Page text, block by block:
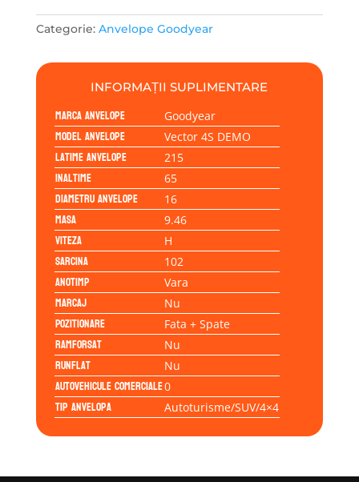
DEMO
102H
Categorie: Anvelope Goodyear
INFORMAȚII SUPLIMENTARE
Marca anvelope Goodyear
Model anvelope Vector 4S DEMO
Latime anvelope 215
Inaltime 65
Diametru anvelope 16
Masa 9.46
Viteza H
Sarcina 102
Anotimp Vara
Marcaj Nu
Pozitionare Fata + Spate
Ramforsat Nu
Runflat Nu
Autovehicule comerciale0
Tip anvelopa Autoturisme/SUV/4×4